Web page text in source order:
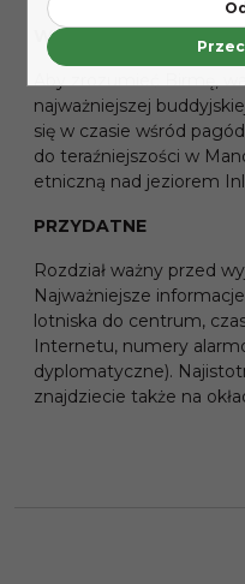
WYCIECZKA
Aby zrozumieć Birmę,
najważniejszej
się w czasie wśród
do teraźniejszości w
etniczną nad jeziorem
PRZYDATNE
Rozdział ważny przed
Najważniejsze
lotniska do centrum,
Internetu, numery
dyplomatyczne).
znajdziecie także na